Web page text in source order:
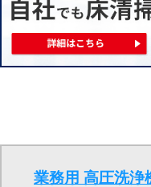
業務用 高圧洗浄